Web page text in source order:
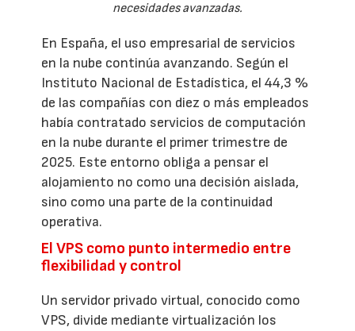
necesidades avanzadas.
En España, el uso empresarial de servicios
en la nube continúa avanzando. Según el
Instituto Nacional de Estadística, el 44,3 %
de las compañías con diez o más empleados
había contratado servicios de computación
en la nube durante el primer trimestre de
2025. Este entorno obliga a pensar el
alojamiento no como una decisión aislada,
sino como una parte de la continuidad
operativa.
El VPS como punto intermedio entre
flexibilidad y control
Un servidor privado virtual, conocido como
VPS, divide mediante virtualización los